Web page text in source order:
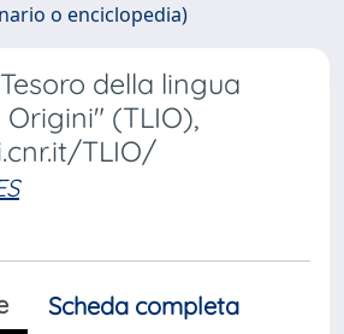
o enciclopedia)
della lingua
(TLIO),
TLIO/
Scheda completa